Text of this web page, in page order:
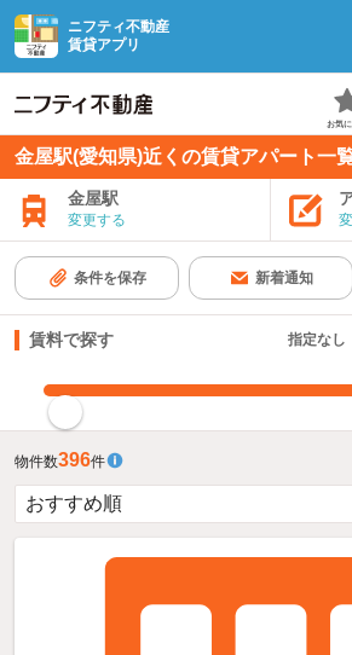
ニフティ不動産
賃貸アプリ
お気
金屋駅(愛知県)近くの賃貸アパート一
金屋駅
変更する
条件を保存 新着通知
賃料で探す 指定なし
物件数396件